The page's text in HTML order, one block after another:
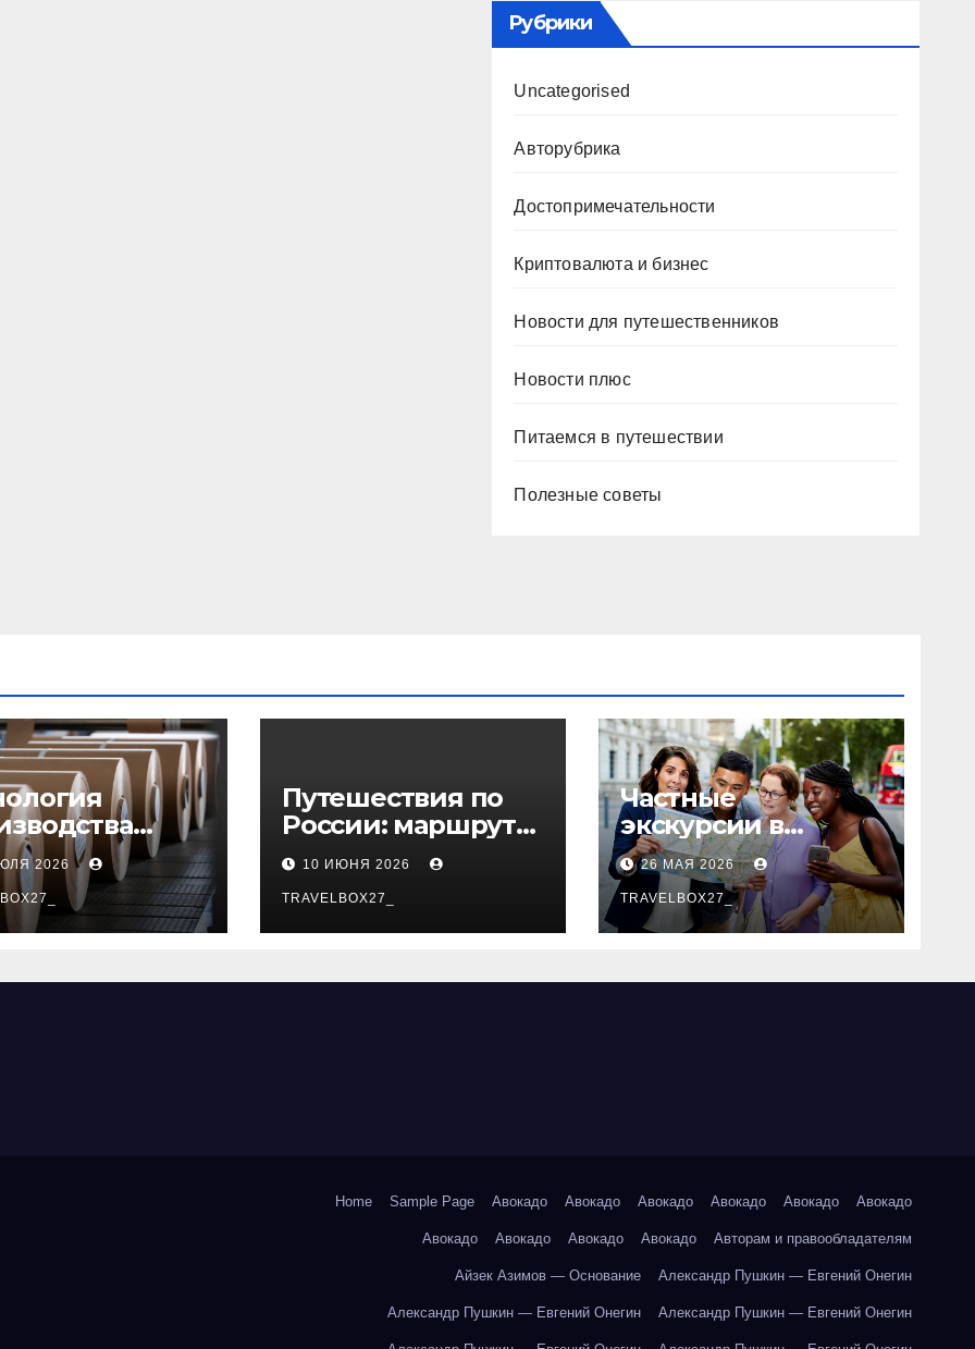
Рубрики
Uncategorised
Авторубрика
Достопримечательности
Криптовалюта и бизнес
Новости для путешественников
Новости плюс
Питаемся в путешествии
Полезные советы
и
из
волокна
2026
Путешествия по
России: маршруты,
регионы и
особенности
поездок
10 ИЮНЯ 2026
TRAVELBOX27_
Частные
экскурсии в
столице: форматы,
маршруты и
особенности
организации
26 МАЯ 2026
TRAVELBOX27_
Home Sample Page Авокадо Авокадо Авокадо Авокадо Авокадо Авокадо
Авокадо Авокадо Авокадо Авокадо Авторам и правообладателям
Айзек Азимов — Основание Александр Пушкин — Евгений Онегин
Александр Пушкин — Евгений Онегин Александр Пушкин — Евгений Онегин